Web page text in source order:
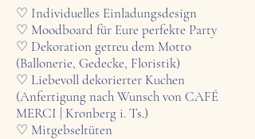
♡ Individuelles Einladungsdesign
♡ Moodboard für Eure perfekte Party
♡ Dekoration getreu dem Motto
(Ballonerie, Gedecke, Floristik)
♡ Liebevoll dekorierter Kuchen
(Anfertigung nach Wunsch von CAFÉ
MERCI | Kronberg i. Ts.)
♡ Mitgebseltüten